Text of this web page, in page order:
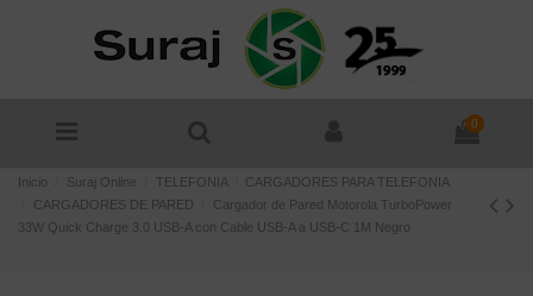
0
Inicio Suraj Online TELEFONIA
CARGADORES PARA TELEFONIA
CARGADORES DE PARED
Cargador de Pared Motorola TurboPower
33W Quick Charge 3.0 USB-A con Cable USB-A a USB-C 1M Negro